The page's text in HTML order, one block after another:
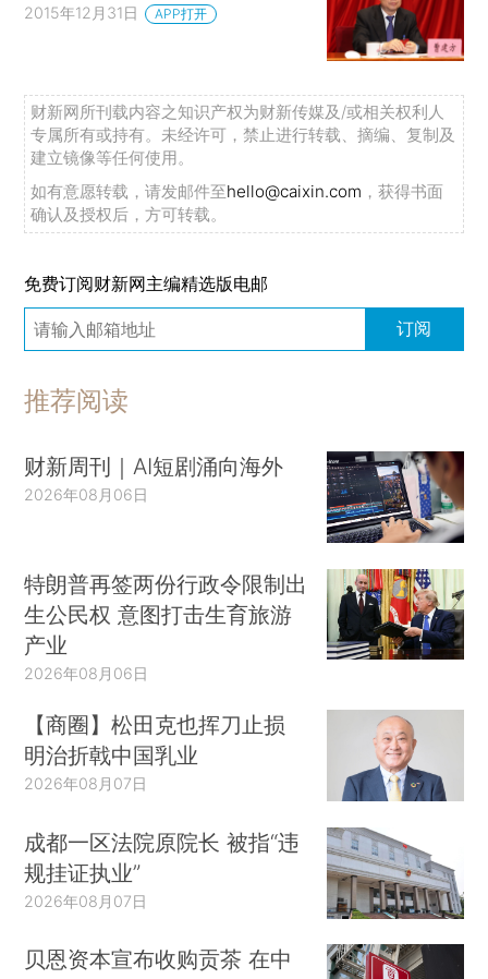
2015年12月31日 APP打开
财新网所刊载内容之知识产权为财新传媒及/或相关权利人
专属所有或持有。未经许可，禁止进行转载、摘编、复制及
建立镜像等任何使用。
如有意愿转载，请发邮件至hello@caixin.com ，获得书面
确认及授权后，方可转载。
免费订阅财新网主编精选版电邮
订阅
推荐阅读
财新周刊｜AI短剧涌向海外
2026年08月06日
特朗普再签两份行政令限制出
生公民权 意图打击生育旅游
产业
2026年08月06日
【商圈】松田克也挥刀止损
明治折戟中国乳业
2026年08月07日
成都一区法院原院长 被指“违
规挂证执业”
2026年08月07日
贝恩资本宣布收购贡茶 在中